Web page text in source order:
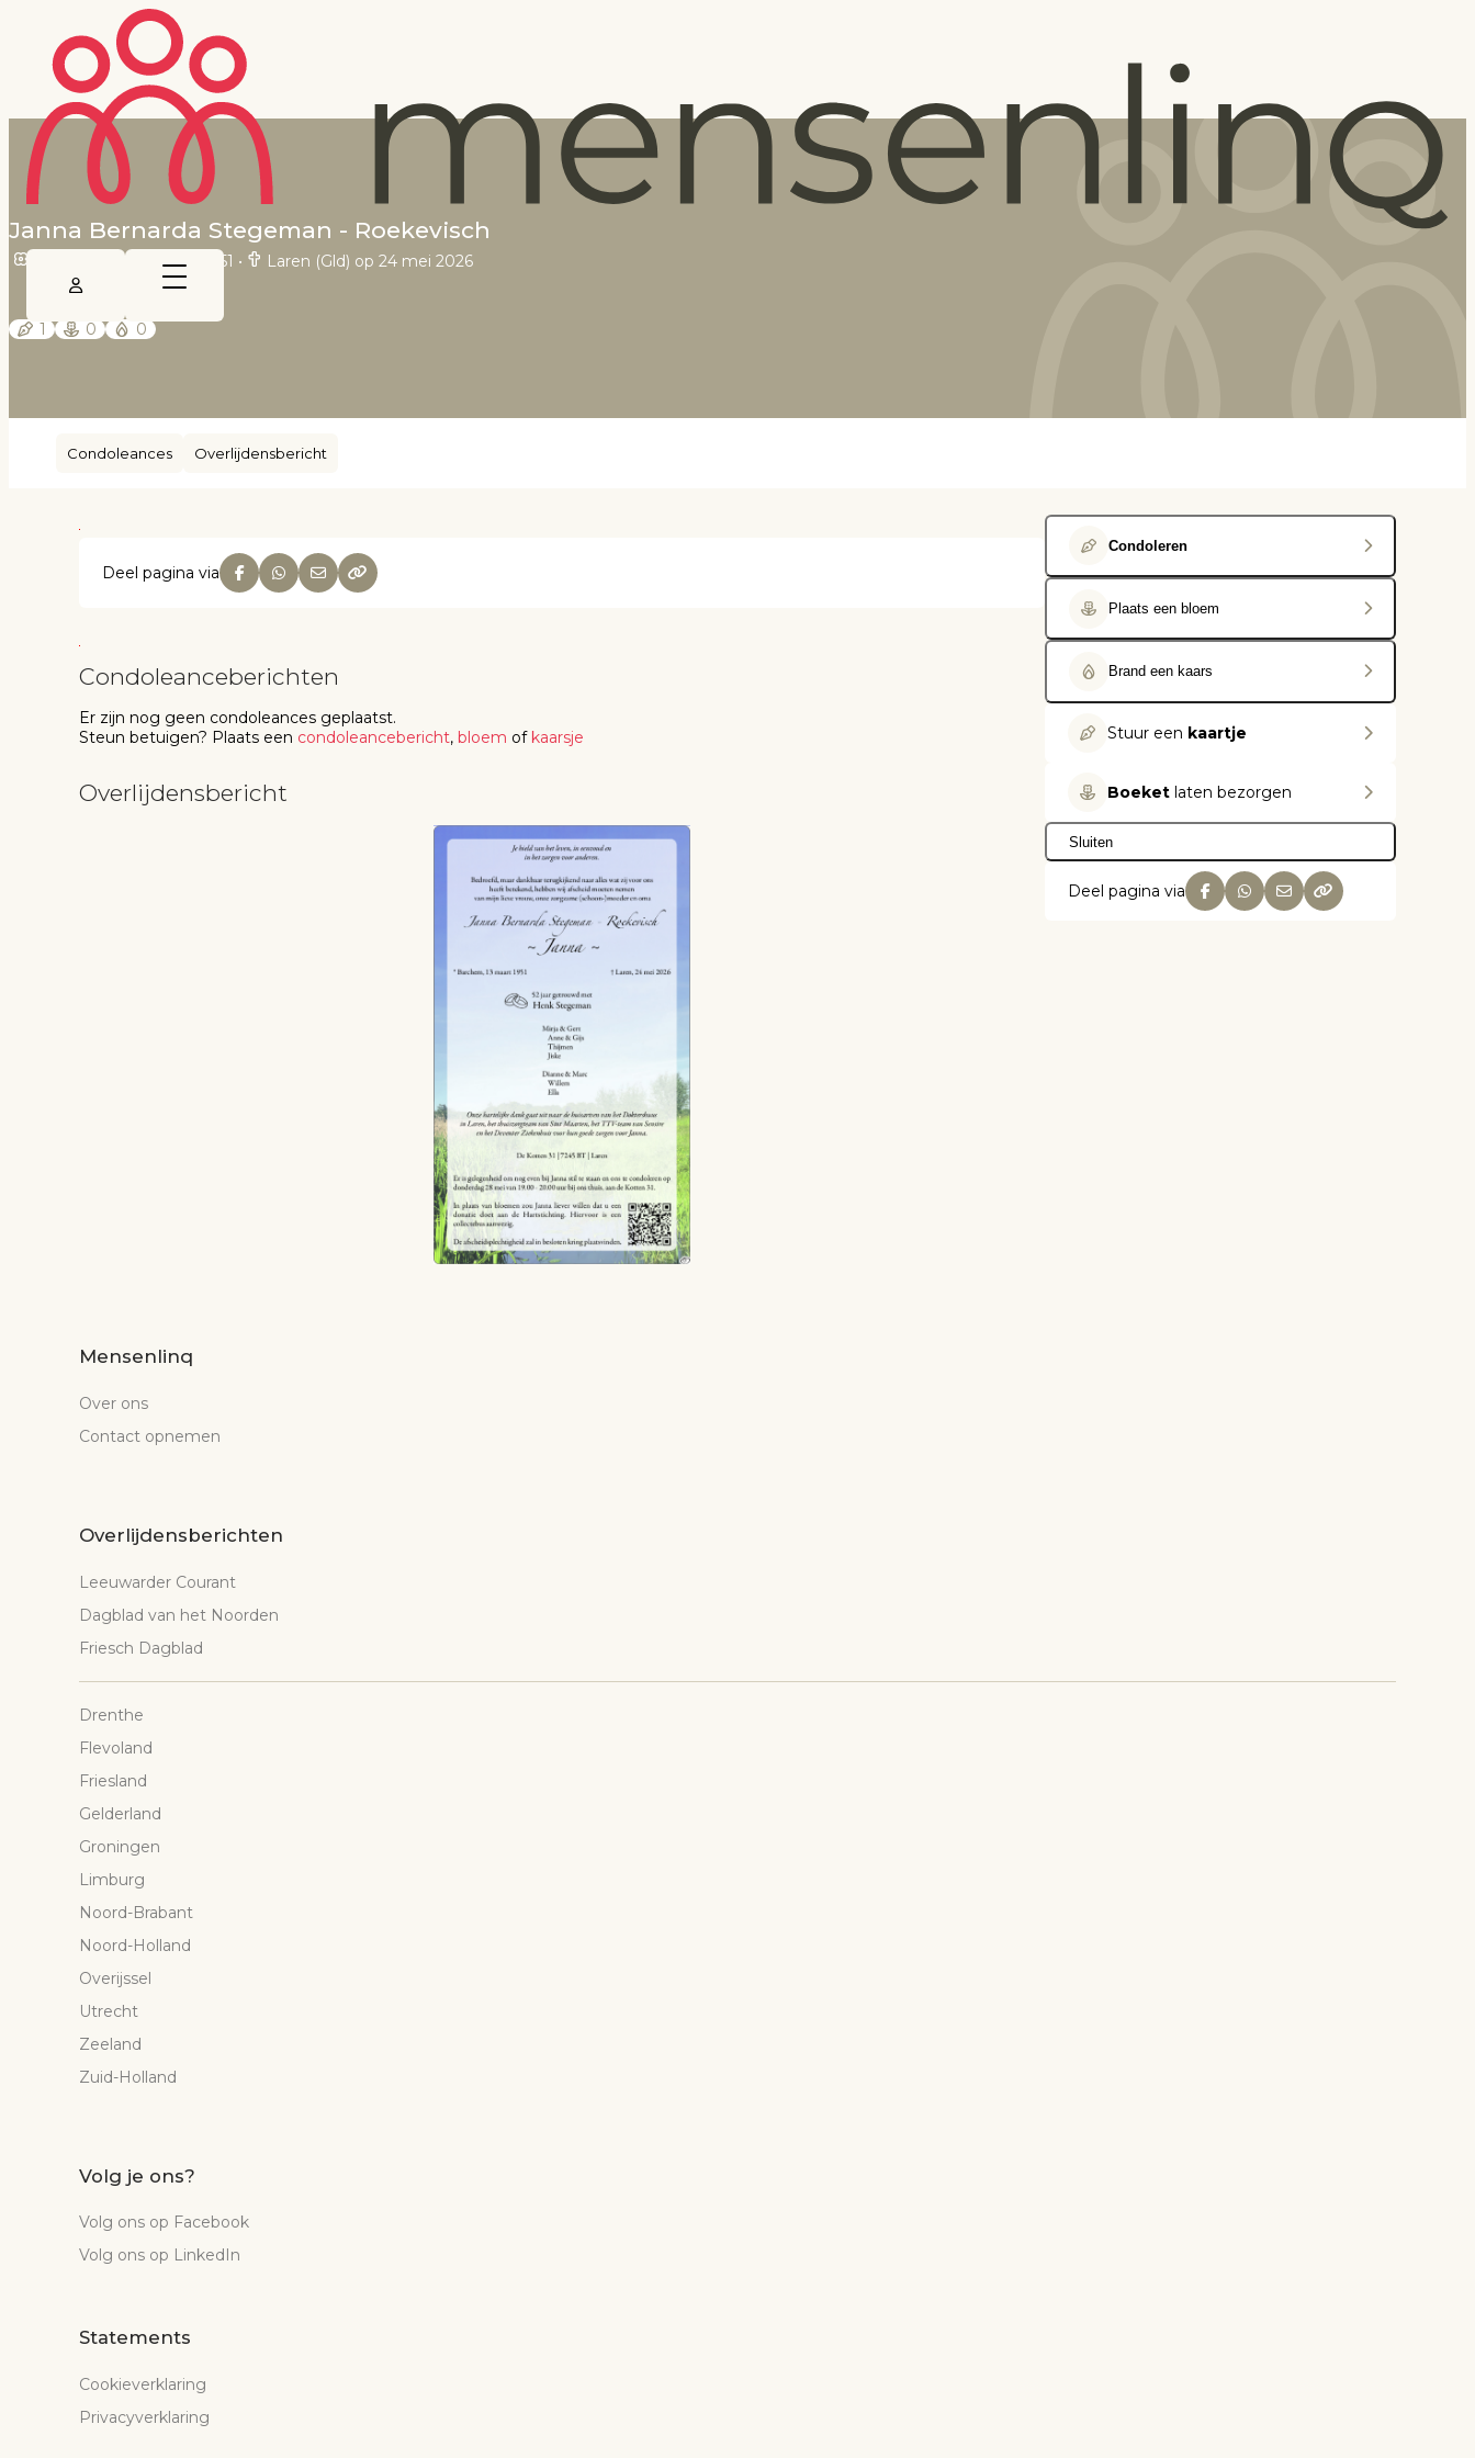
Janna Bernarda Stegeman - Roekevisch
Barchem op 13 maart 1951 • Laren (Gld) op 24 mei 2026
1 0 0
Condoleances Overlijdensbericht
Deel pagina via
Condoleanceberichten
Er zijn nog geen condoleances geplaatst.
Steun betuigen? Plaats een condoleancebericht, bloem of kaarsje
Overlijdensbericht
Condoleren
Plaats een bloem
Brand een kaars
Stuur een kaartje
Boeket laten bezorgen
Sluiten
Deel pagina via
Mensenlinq
Over ons
Contact opnemen
Overlijdensberichten
Leeuwarder Courant
Dagblad van het Noorden
Friesch Dagblad
Drenthe
Flevoland
Friesland
Gelderland
Groningen
Limburg
Noord-Brabant
Noord-Holland
Overijssel
Utrecht
Zeeland
Zuid-Holland
Volg je ons?
Volg ons op Facebook
Volg ons op LinkedIn
Statements
Cookieverklaring
Privacyverklaring